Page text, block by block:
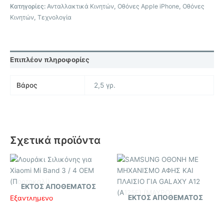
Κατηγορίες: Ανταλλακτικά Κινητών, Οθόνες Apple iPhone, Οθόνες
Κινητών, Τεχνολογία
Επιπλέον πληροφορίες
Βάρος 2,5 γρ.
Σχετικά προϊόντα
ΕΚΤΌΣ ΑΠΟΘΈΜΑΤΟΣ
Εξαντλημένο
ΕΚΤΌΣ ΑΠΟΘΈΜΑΤΟΣ